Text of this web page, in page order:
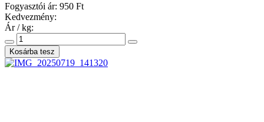
Fogyasztói ár: 950 Ft
Kedvezmény:
Ár / kg: